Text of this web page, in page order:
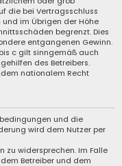
die bei Vertragsschluss
im Übrigen der Höhe
begrenzt. Dies
entgangenen Gewinn.
c gilt sinngemäß auch
des Betreibers.
nationalem Recht
und die
wird dem Nutzer per
zu widersprechen. Im Falle
Betreiber und dem